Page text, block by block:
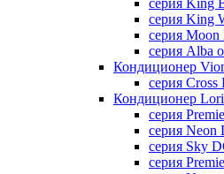
серия King
серия King
серия Moon
серия Alba
Кондиционер
серия
Кондиционер
серия
серия Neon
серия Sky
серия